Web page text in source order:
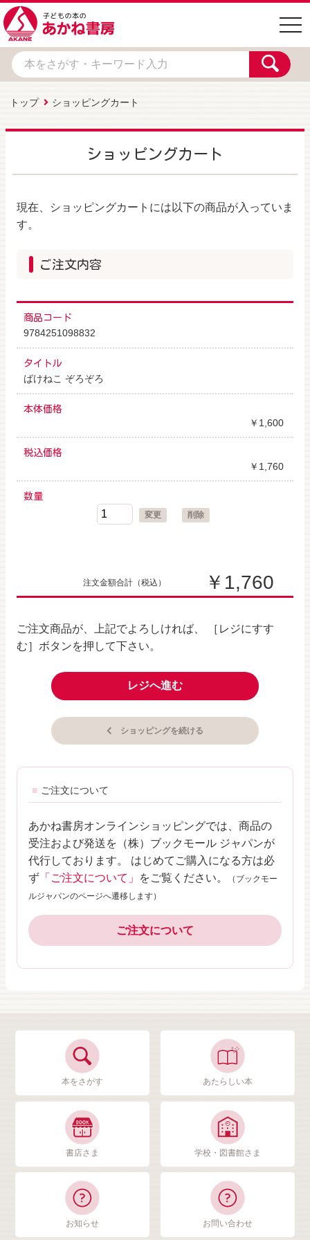
トップ ショッピングカート
ショッピングカート
現在、ショッピングカートには以下の商品が入っていま
す。
ご注文内容
商品コード
9784251098832
タイトル
ばけねこ ぞろぞろ
本体価格
￥1,600
税込価格
￥1,760
数量
変更
削除
注文金額合計 （税込） ￥1,760
ご注文商品が、上記でよろしければ、 ［レジにすす
む］ボタンを押して下さい。
ショッピングを続ける
レジへ進む
ご注文について
あかね書房オンラインショッピングでは、商品の
受注および発送を（株）ブックモール ジャパンが
代行しております。 はじめてご購入になる方は必
ず 「ご注文について」 をご覧ください。
（ブックモー
ルジャパンのページへ遷移します）
ご注文について
本をさがす あたらしい本
書店さま 学校・図書館さま
お知らせ お問い合わせ